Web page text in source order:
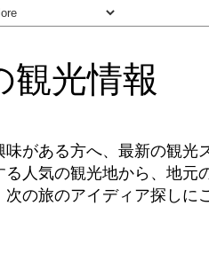
観光情報
味がある方へ、最新の観光
る人気の観光地から、地
次の旅のアイディア探しに